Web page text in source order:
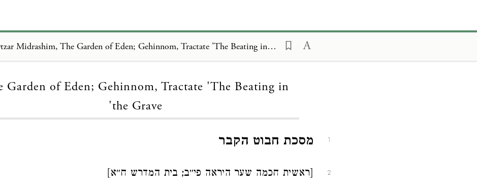
Otzar Midrashim, The Garden of Eden; Gehinnom, Tractate 'The Beating in the Grave'
Garden of Eden; Gehinnom, Tractate 'The Beating in
the Grave'
1 מסכת חבוט הקבר
2 [ראשית חכמה שער היראה פי״ב; בית המדרש ח״א]